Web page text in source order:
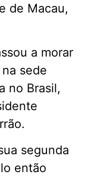
de Macau,
a morar
sede
no Brasil,
segunda
então